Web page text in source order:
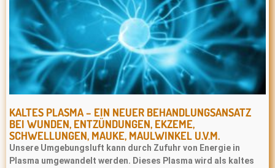
KALTES PLASMA – EIN NEUER BEHANDLUNGSANSATZ
BEI WUNDEN, ENTZÜNDUNGEN, EKZEME,
SCHWELLUNGEN, MAUKE, MAULWINKEL U.V.M.
Unsere Umgebungsluft kann durch Zufuhr von Energie in
Plasma umgewandelt werden. Dieses Plasma wird als kaltes